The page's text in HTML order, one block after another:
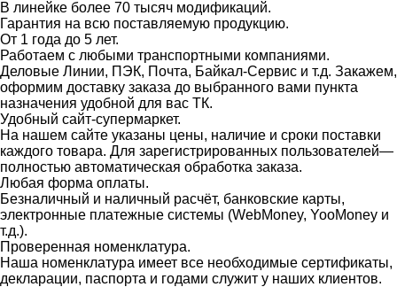
В линейке более 70 тысяч модификаций.
Гарантия на всю поставляемую продукцию.
От 1 года до 5 лет.
Работаем с любыми транспортными компаниями.
Деловые Линии, ПЭК, Почта, Байкал-Сервис и т.д. Закажем,
оформим доставку заказа до выбранного вами пункта
назначения удобной для вас ТК.
Удобный сайт-супермаркет.
На нашем сайте указаны цены, наличие и сроки поставки
каждого товара. Для зарегистрированных пользователей—
полностью автоматическая обработка заказа.
Любая форма оплаты.
Безналичный и наличный расчёт, банковские карты,
электронные платежные системы (WebMoney, YooMoney и
т.д.).
Проверенная номенклатура.
Наша номенклатура имеет все необходимые сертификаты,
декларации, паспорта и годами служит у наших клиентов.